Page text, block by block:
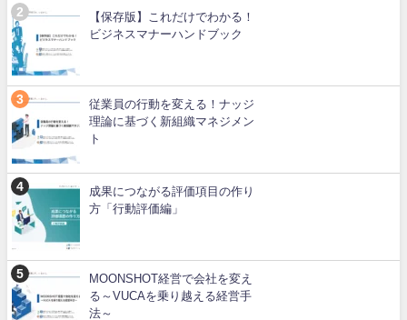
【保存版】これだけでわかる！
ビジネスマナーハンドブック
従業員の行動を変える！ナッジ
理論に基づく新組織マネジメン
ト
成果につながる評価項目の作り
方「行動評価編」
MOONSHOT経営で会社を変え
る～VUCAを乗り越える経営手
法～